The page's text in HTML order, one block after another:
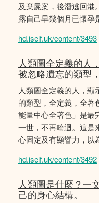
及棄屍案，後潛逃回港
露自己早幾個月已懷孕
hd.iself.uk/content/3493
人類圖全定義的人
被忽略遺忘的類型
人類圖全定義的人，
的類型，全定義，全著
能量中心全著色」是最
一世，不再輪迴。這是
心固定及有顯響力，以
hd.iself.uk/content/3492
人類圖是什麼？一
己的身心結構。